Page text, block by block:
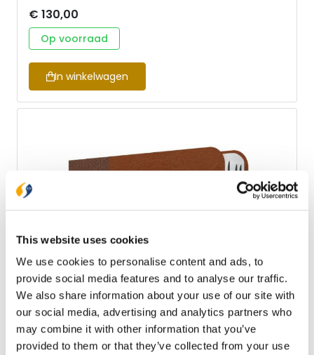
This website uses cookies
We use cookies to personalise content and ads, to
provide social media features and to analyse our traffic.
We also share information about your use of our site with
our social media, advertising and analytics partners who
may combine it with other information that you’ve
provided to them or that they’ve collected from your use
stevige koker en is ca. 10x15 cm. Door het gebruik
van echt leer en de hoge kwaliteit van binding is dit
een zeer duurzame editie.
€ 130,00
Op voorraad
In winkelwagen
Bijbel met psalmen
Vanwege enthousiaste reacties op eerdere edities